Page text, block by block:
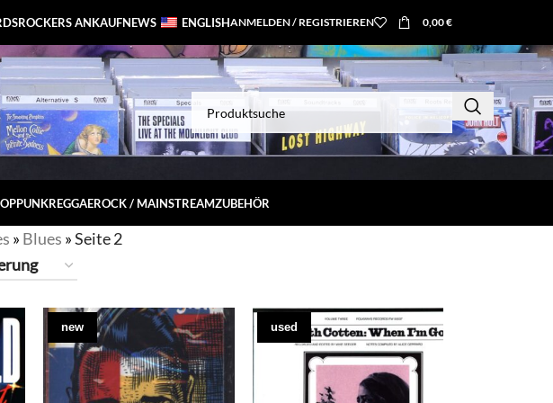
ROCKERS ANKAUFNEWS ENGLISHANMELDEN / REGISTRIEREN 0,00€
PUNKREGGAEROCK / MAINSTREAMZUBEHÖR
» Blues »Seite 2
new used